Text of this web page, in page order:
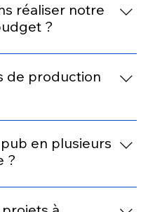
réaliser notre
?
bien entendu possible
proposons de nous
fixerons un rendez-
de production
incluant la
corporative,
de films et prises
en plusieurs
?
Tout est possible